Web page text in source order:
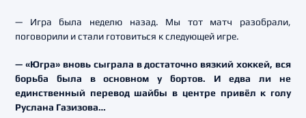
— Игра была неделю назад. Мы тот матч разобрали,
поговорили и стали готовиться к следующей игре.
— «Югра» вновь сыграла в достаточно вязкий хоккей, вся
борьба была в основном у бортов. И едва ли не
единственный перевод шайбы в центре привёл к голу
Руслана Газизова…